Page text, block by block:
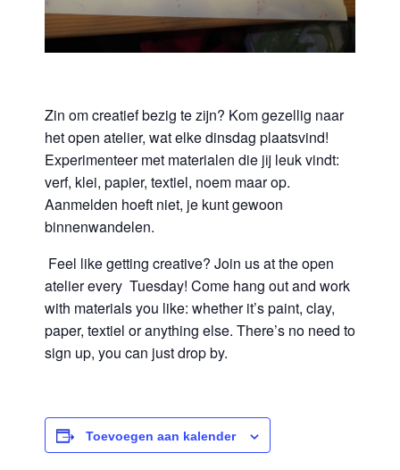
Zin om creatief bezig te zijn? Kom gezellig naar
het open atelier, wat elke dinsdag plaatsvind!
Experimenteer met materialen die jij leuk vindt:
verf, klei, papier, textiel, noem maar op.
Aanmelden hoeft niet, je kunt gewoon
binnenwandelen.
Feel like getting creative? Join us at the open
atelier every Tuesday! Come hang out and work
with materials you like: whether it’s paint, clay,
paper, textiel or anything else. There’s no need to
sign up, you can just drop by.
Toevoegen aan kalender